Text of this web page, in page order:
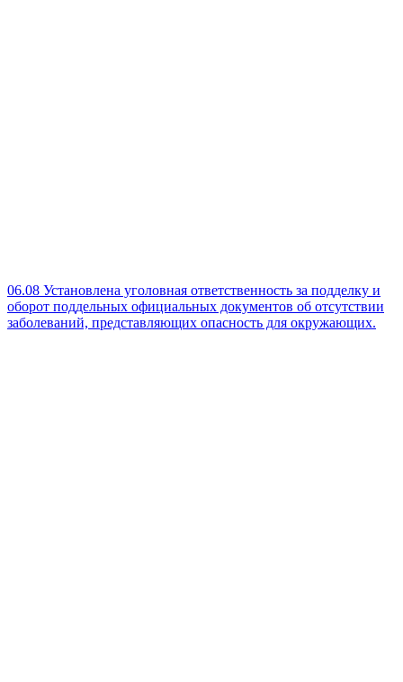
06.08 Установлена уголовная ответственность за подделку и
оборот поддельных официальных документов об отсутствии
заболеваний, представляющих опасность для окружающих.